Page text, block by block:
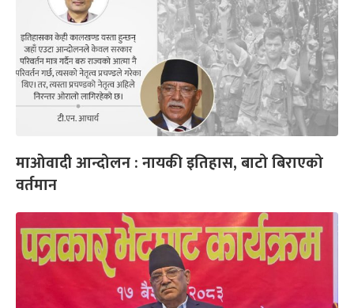
माओवादी आन्दोलन : नायकी इतिहास, बाटो बिराएको
वर्तमान